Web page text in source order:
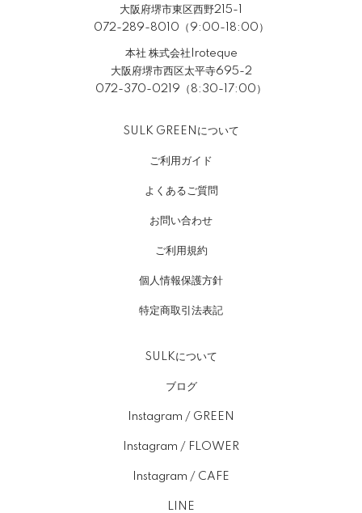
大阪府堺市東区西野215-1
072-289-8010（9:00-18:00）
本社 株式会社Iroteque
大阪府堺市西区太平寺695-2
072-370-0219（8:30-17:00）
SULK GREENについて
ご利用ガイド
よくあるご質問
お問い合わせ
ご利用規約
個人情報保護方針
特定商取引法表記
SULKについて
ブログ
Instagram / GREEN
Instagram / FLOWER
Instagram / CAFE
LINE